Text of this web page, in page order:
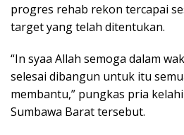
progres rehab rekon tercapai
target yang telah ditentukan.
“In syaa Allah semoga dalam
selesai dibangun untuk itu
membantu,” pungkas pria
Sumbawa Barat tersebut.